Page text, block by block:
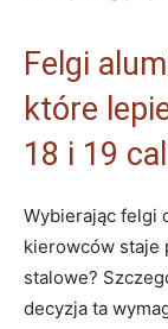
Felgi
które
⁢18 i 19
Wybierając felgi
kierowców ⁤staje
stalowe?
decyzja ta